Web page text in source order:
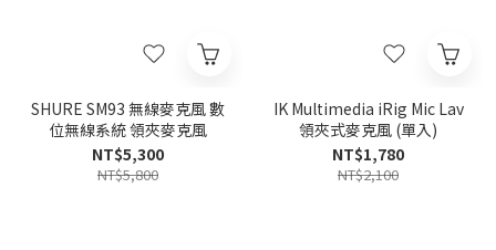
SHURE SM93 無線麥克風 數
位無線系統 領夾麥克風
NT$5,300
NT$5,800
IK Multimedia iRig Mic Lav
領夾式麥克風 (單入)
NT$1,780
NT$2,100